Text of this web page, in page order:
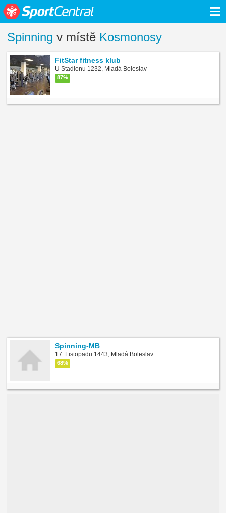
≡
Spinning v místě Kosmonosy
FitStar fitness klub
U Stadionu 1232, Mladá Boleslav
87%
Spinning-MB
17. Listopadu 1443, Mladá Boleslav
68%